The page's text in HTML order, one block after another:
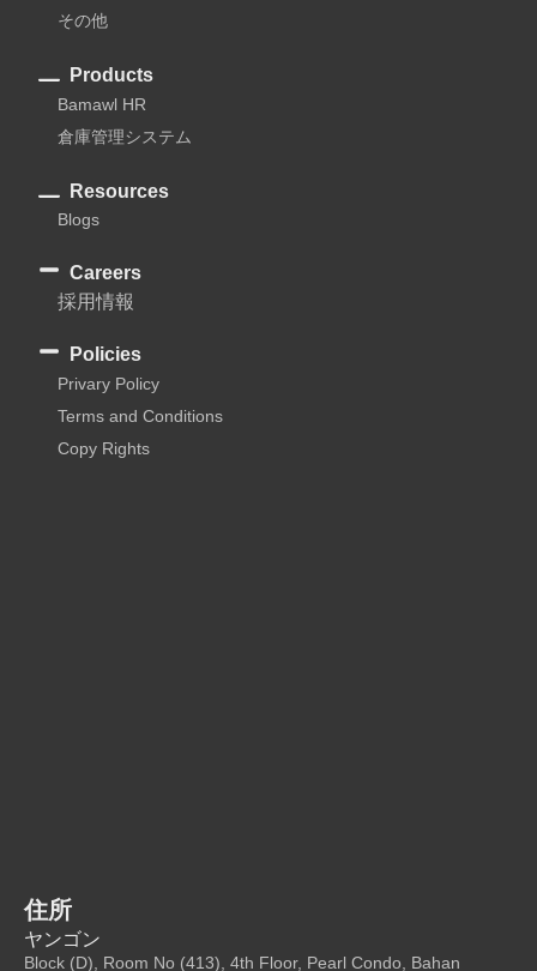
その他
Products
Bamawl HR
倉庫管理システム
Resources
Blogs
Careers
採用情報
Policies
Privary Policy
Terms and Conditions
Copy Rights
住所
ヤンゴン
Block (D), Room No (413), 4th Floor, Pearl Condo, Bahan